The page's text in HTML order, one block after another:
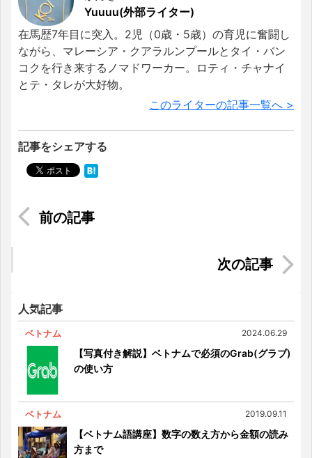
Yuuuu(外部ライター)
在馬歴7年目に突入。2児（0歳・5歳）の育児に奮闘し
ながら、マレーシア・クアラルンプールとタイ・バン
コクを行き来するノマドワーカー。ロティ・チャナイ
とテ・タレが大好物。
このライターの記事一覧へ >
記事をシェアする
シンガポールのエスニック・言語事情
ベトナムの国花「蓮」ってどんな花？
人気記事
ベトナム 2024.06.29
【写真付き解説】ベトナムで必須のGrab(グラブ)
の使い方
ベトナム 2019.09.11
【ベトナム語講座】数字の数え方から金額の読み
方まで